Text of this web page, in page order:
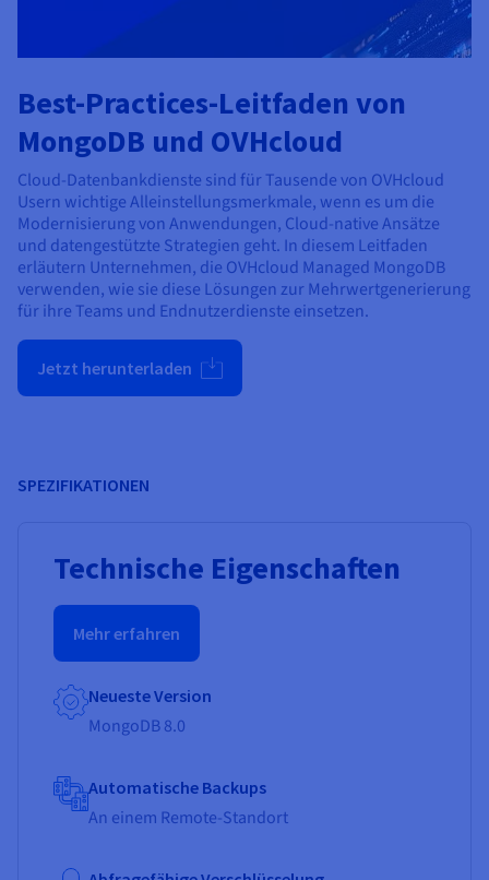
Best-Practices-Leitfaden von
MongoDB und OVHcloud
Cloud-Datenbankdienste sind für Tausende von OVHcloud
Usern wichtige Alleinstellungsmerkmale, wenn es um die
Modernisierung von Anwendungen, Cloud-native Ansätze
und datengestützte Strategien geht. In diesem Leitfaden
erläutern Unternehmen, die OVHcloud Managed MongoDB
verwenden, wie sie diese Lösungen zur Mehrwertgenerierung
für ihre Teams und Endnutzerdienste einsetzen.
Jetzt herunterladen
SPEZIFIKATIONEN
Technische Eigenschaften
Mehr erfahren
Neueste Version
MongoDB 8.0
Automatische Backups
An einem Remote-Standort